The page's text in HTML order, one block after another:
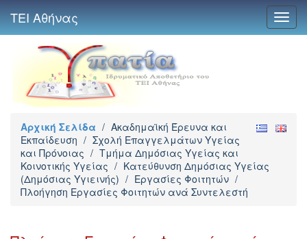
ΤΕΙ Αθήνας
Αρχική Σελίδα / Ακαδημαϊκή Έρευνα και
Εκπαίδευση / Σχολή Επαγγελμάτων Υγείας
και Πρόνοιας / Τμήμα Δημόσιας Υγείας και
Κοινοτικής Υγείας / Κατεύθυνση Δημόσιας Υγείας
(Δημόσιας Υγιεινής) / Εργασίες Φοιτητών /
Πλοήγηση Εργασίες Φοιτητών ανά Συντελεστή